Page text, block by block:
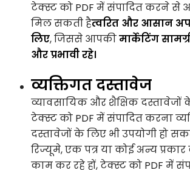
टेक्स्ट को PDF में संपादित करने से
मिल सकती हैत्वरित और आसान
लिए, जिससे आपकीमार्केटिंग
और प्रभावी रहे।
व्यक्तिगत दस्तावेज
व्यावसायिक और शैक्षिक दस्तावेजों
टेक्स्ट को PDF में संपादित करना
दस्तावेजों के लिए भी उपयोगी हो
रिज्यूमे, एक पत्र या कोई अन्य
काम कर रहे हों, टेक्स्ट को PDF में